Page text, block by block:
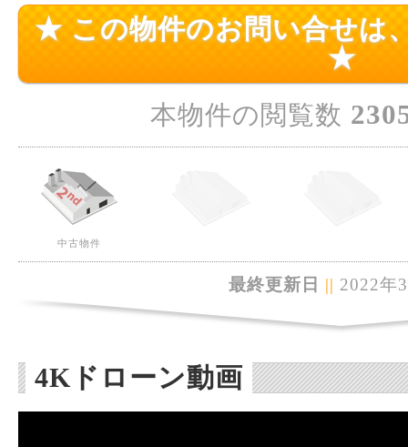
★ この物件のお問い合せは
★
本物件の閲覧数
中古物件
最終更新日 || 2022年
4Kドローン動画